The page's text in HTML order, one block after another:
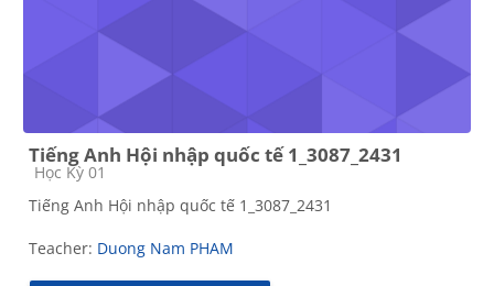
Tiếng Anh Hội nhập quốc tế 1_3087_2431
Course category
Học Kỳ 01
Tiếng Anh Hội nhập quốc tế 1_3087_2431
Teacher: Duong Nam PHAM